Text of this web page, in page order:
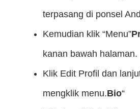
terpasang di ponsel
Kemudian klik “Menu”
kanan bawah halaman.
Klik Edit Profil dan
mengklik menu.Bio“